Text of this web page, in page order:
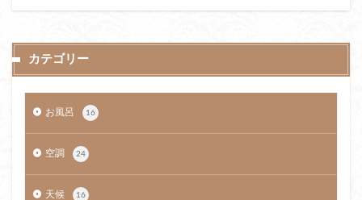
カテゴリー
お風呂 16
空調 24
天候 16